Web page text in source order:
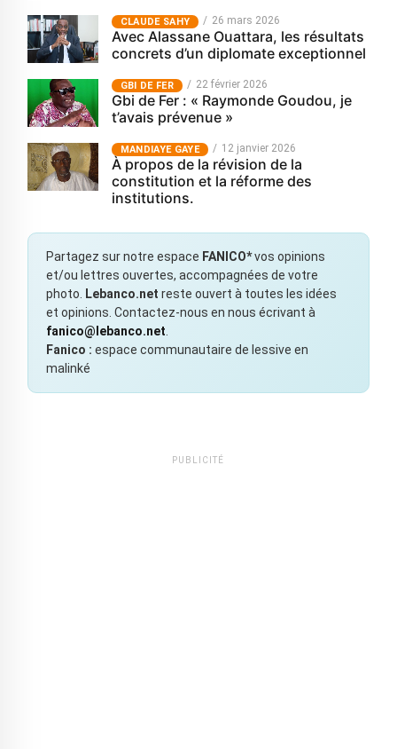
CLAUDE SAHY 26 mars 2026
Avec Alassane Ouattara, les résultats
concrets d’un diplomate exceptionnel
GBI DE FER 22 février 2026
Gbi de Fer : « Raymonde Goudou, je
t’avais prévenue »
MANDIAYE GAYE 12 janvier 2026
À propos de la révision de la
constitution et la réforme des
institutions.
Partagez sur notre espace FANICO*vos opinions
et/ou lettres ouvertes, accompagnées de votre
photo. Lebanco.net reste ouvert à toutes les idées
et opinions. Contactez-nous en nous écrivant à
fanico@lebanco.net.
Fanico : espace communautaire de lessive en
malinké
PUBLICITÉ